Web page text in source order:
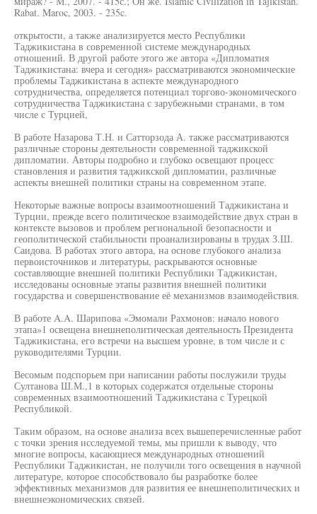
Rabat. Maroc, 2003. - 235c.
открытости, а также анализируется место Республики
Таджикистана в современной системе международных
отношений. В другой работе этого же автора «Дипломатия
Таджикистана: вчера и сегодня» рассматриваются экономические
проблемы Таджикистана в аспекте международного
сотрудничества, определяется потенциал торгово-экономического
сотрудничества Таджикистана с зарубежными странами, в том
числе с Турцией,
В работе Назарова Т.Н. и Сатторзода А. также рассматриваются
различные стороны деятельности современной таджикской
дипломатии. Авторы подробно и глубоко освещают процесс
становления и развития таджикской дипломатии, различные
аспекты внешней политики страны на современном этапе.
Некоторые важные вопросы взаимоотношений Таджикистана и
Турции, прежде всего политическое взаимодействие двух стран в
контексте вызовов и проблем региональной безопасности и
геополитической стабильности проанализированы в трудах З.Ш.
Саидова. В работах этого автора, на основе глубокого анализа
первоисточников и литературы, раскрываются основные
составляющие внешней политики Республики Таджикистан,
исследованы основные этапы развития внешней политики
государства и совершенствование её механизмов взаимодействия.
В работе A.A. Шарипова «Эмомали Рахмонов: начало нового
этапа»1 освещена внешнеполитическая деятельность Президента
Таджикистана, его встречи на высшем уровне, в том числе и с
руководителями Турции.
Весомым подспорьем при написании работы послужили труды
Султанова Ш.М.,1 в которых содержатся отдельные стороны
современных взаимоотношений Таджикистана с Турецкой
Республикой.
Таким образом, на основе анализа всех вышеперечисленные работ
с точки зрения исследуемой темы, мы пришли к выводу, что
многие вопросы, касающиеся международных отношений
Республики Таджикистан, не получили того освещения в научной
литературе, которое способствовало бы разработке более
эффективных механизмов для развития ее внешнеполитических и
внешнеэкономических связей.